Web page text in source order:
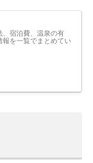
、宿泊費、温泉の有
報を一覧でまとめてい